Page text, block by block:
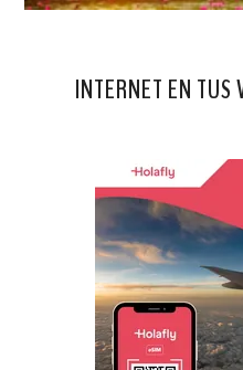
INTERNET EN TUS